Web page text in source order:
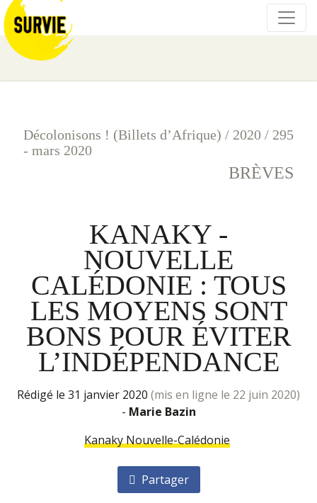
Décolonisons ! (Billets d’Afrique) / 2020 / 295
- mars 2020
BRÈVES
KANAKY -
NOUVELLE
CALÉDONIE : TOUS
LES MOYENS SONT
BONS POUR ÉVITER
L’INDÉPENDANCE
rédigé le 31 janvier 2020 (mis en ligne le 22 juin 2020)
- Marie Bazin
Kanaky Nouvelle-Calédonie
Partager